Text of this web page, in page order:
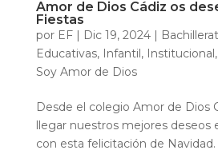
Amor de Dios Cádiz os
Fiestas
por EF| Dic 19, 2024|
Educativas, Infantil, Institucional,
Soy Amor de Dios
Desde el colegio Amor de Dios
llegar nuestros mejores deseos
con esta felicitación de Navidad.